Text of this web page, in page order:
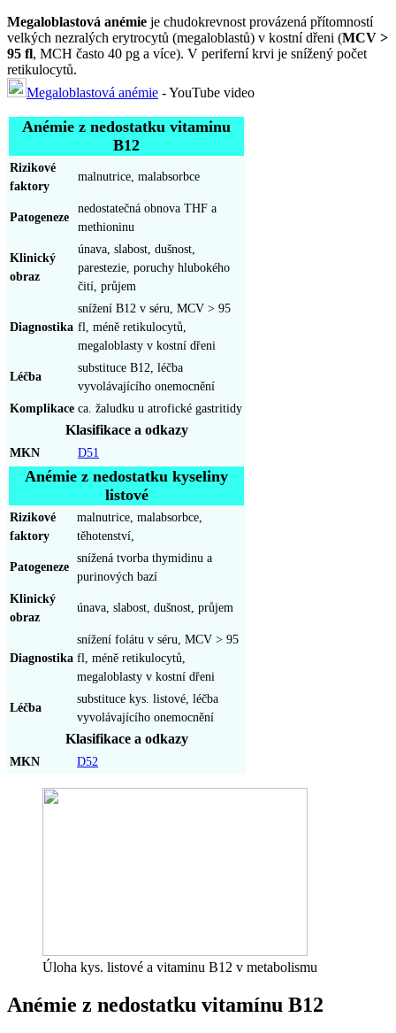
Megaloblastová anémie je chudokrevnost provázená přítomností
velkých nezralých erytrocytů (megaloblastů) v kostní dřeni (MCV >
95 fl, MCH často 40 pg a více). V periferní krvi je snížený počet
retikulocytů.
Megaloblastová anémie - YouTube video
Anémie z nedostatku vitaminu
B12
Rizikové
faktory
malnutrice, malabsorbce
Patogeneze
nedostatečná obnova THF a
methioninu
Klinický
obraz
únava, slabost, dušnost,
parestezie, poruchy hlubokého
čití, průjem
Diagnostika
snížení B12 v séru, MCV > 95
fl, méně retikulocytů,
megaloblasty v kostní dřeni
Léčba
substituce B12, léčba
vyvolávajícího onemocnění
Komplikace ca. žaludku u atrofické gastritidy
Klasifikace a odkazy
MKN D51
Anémie z nedostatku kyseliny
listové
Rizikové
faktory
malnutrice, malabsorbce,
těhotenství,
Patogeneze
snížená tvorba thymidinu a
purinových bazí
Klinický
obraz
únava, slabost, dušnost, průjem
Diagnostika
snížení folátu v séru, MCV > 95
fl, méně retikulocytů,
megaloblasty v kostní dřeni
Léčba
substituce kys. listové, léčba
vyvolávajícího onemocnění
Klasifikace a odkazy
MKN D52
Úloha kys. listové a vitaminu B12 v metabolismu
Anémie z nedostatku vitamínu B12